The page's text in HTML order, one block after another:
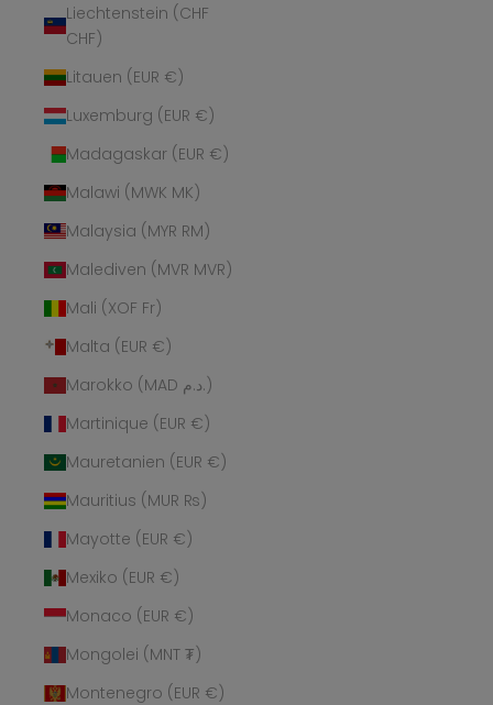
Liechtenstein (CHF
CHF)
Litauen (EUR €)
Luxemburg (EUR €)
Madagaskar (EUR €)
Malawi (MWK MK)
Malaysia (MYR RM)
Malediven (MVR MVR)
Mali (XOF Fr)
Malta (EUR €)
Marokko (MAD د.م.)
Martinique (EUR €)
Mauretanien (EUR €)
Mauritius (MUR ₨)
Mayotte (EUR €)
Mexiko (EUR €)
Monaco (EUR €)
Mongolei (MNT ₮)
Montenegro (EUR €)